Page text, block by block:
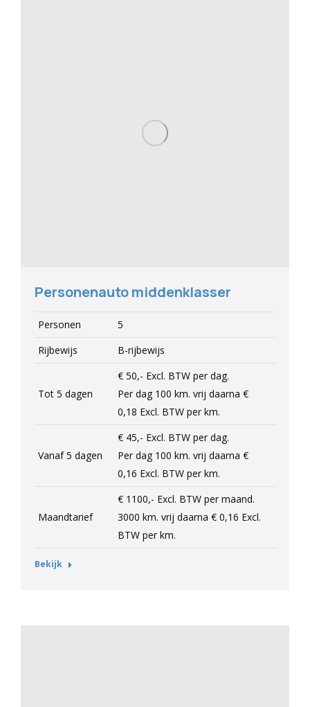
Personenauto middenklasser
Personen
5
Rijbewijs
B-rijbewijs
Tot 5 dagen
€ 50,- Excl. BTW per dag.
Per dag 100 km. vrij daarna €
0,18 Excl. BTW per km.
Vanaf 5 dagen
€ 45,- Excl. BTW per dag.
Per dag 100 km. vrij daarna €
0,16 Excl. BTW per km.
Maandtarief
€ 1100,- Excl. BTW per maand.
3000 km. vrij daarna € 0,16 Excl.
BTW per km.
Bekijk